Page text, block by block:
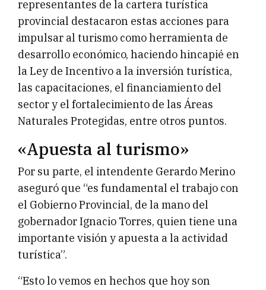
representantes de la cartera turística
provincial destacaron estas acciones para
impulsar al turismo como herramienta de
desarrollo económico, haciendo hincapié en
la Ley de Incentivo a la inversión turística,
las capacitaciones, el financiamiento del
sector y el fortalecimiento de las Áreas
Naturales Protegidas, entre otros puntos.
«Apuesta al turismo»
Por su parte, el intendente Gerardo Merino
aseguró que “es fundamental el trabajo con
el Gobierno Provincial, de la mano del
gobernador Ignacio Torres, quien tiene una
importante visión y apuesta a la actividad
turística”.
“Esto lo vemos en hechos que hoy son